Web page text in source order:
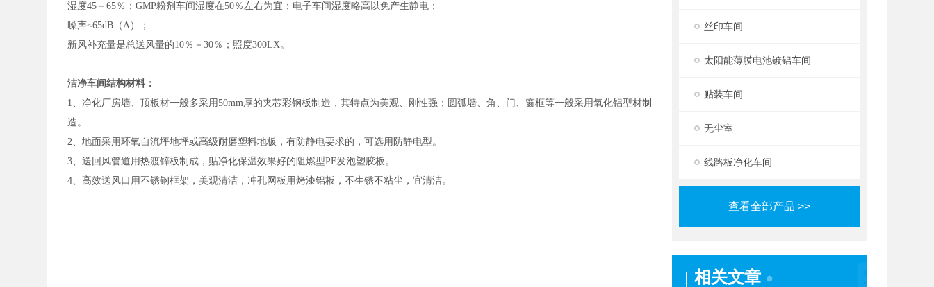
丝印车间
太阳能薄膜电池镀铝车间
贴装车间
无尘室
线路板净化车间
查看全部产品 >>
相关文章
湿度45－65％；GMP粉剂车间湿度在50％左右为宜；电子车间湿度略高以免产生静电；
噪声≤65dB（A）；
新风补充量是总送风量的10％－30％；照度300LX。
洁净车间结构材料：
1、净化厂房墙、顶板材一般多采用50mm厚的夹芯彩钢板制造，其特点为美观、刚性强；圆弧墙、角、门、窗框等一般采用氧化铝型材制
造。
2、地面采用环氧自流坪地坪或高级耐磨塑料地板，有防静电要求的，可选用防静电型。
3、送回风管道用热渡锌板制成，贴净化保温效果好的阻燃型PF发泡塑胶板。
4、高效送风口用不锈钢框架，美观清洁，冲孔网板用烤漆铝板，不生锈不粘尘，宜清洁。